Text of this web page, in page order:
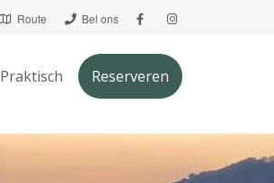
Route Bel ons
Praktisch Reserveren